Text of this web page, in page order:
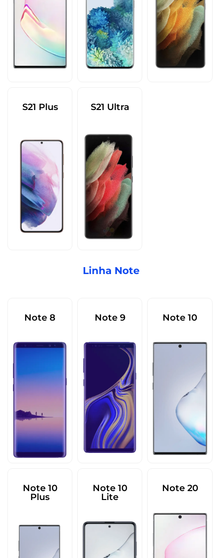
S21 Plus S21 Ultra
Linha Note
Note 8 Note 9 Note 10
Note 10
Plus
Note 10
Lite
Note 20